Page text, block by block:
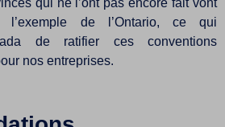
qui ne l’ont pas encore fait vont
l’exemple de l’Ontario, ce qui
de ratifier ces conventions
nos entreprises.